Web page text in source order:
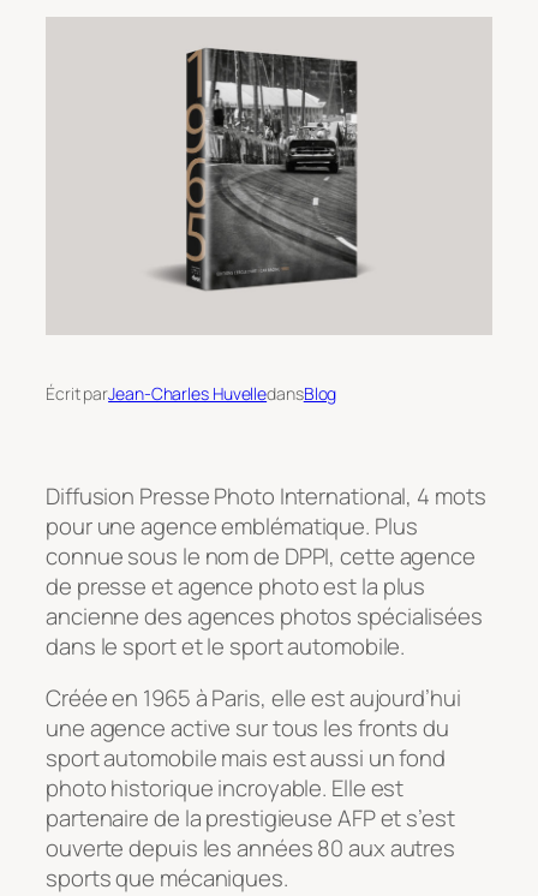
Écrit parJean-Charles HuvelledansBlog
Diffusion Presse Photo International, 4 mots
pour une agence emblématique. Plus
connue sous le nom de DPPI, cette agence
de presse et agence photo est la plus
ancienne des agences photos spécialisées
dans le sport et le sport automobile.
Créée en 1965 à Paris, elle est aujourd’hui
une agence active sur tous les fronts du
sport automobile mais est aussi un fond
photo historique incroyable. Elle est
partenaire de la prestigieuse AFP et s’est
ouverte depuis les années 80 aux autres
sports que mécaniques.